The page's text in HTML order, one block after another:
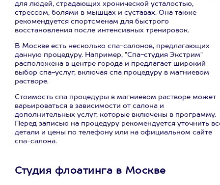
для людей, страдающих хронической усталостью,
стрессом, болями в мышцах и суставах. Она также
рекомендуется спортсменам для быстрого
восстановления после интенсивных тренировок.
В Москве есть несколько спа-салонов, предлагающих
данную процедуру. Например, "Спа-студия Экстрим"
расположена в центре города и предлагает широкий
выбор спа-услуг, включая спа процедуру в магниевом
растворе.
Стоимость спа процедуры в магниевом растворе может
варьироваться в зависимости от салона и
дополнительных услуг, которые включены в программу.
Перед записью на процедуру рекомендуется уточнить
детали и цены по телефону или на официальном сайте
спа-салона.
Студия флоатинга в Москве